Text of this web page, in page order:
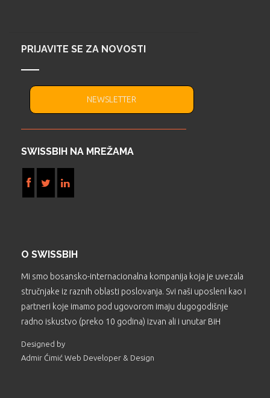
PRIJAVITE SE ZA NOVOSTI
NEWSLETTER
SWISSBIH NA MREŽAMA
O SWISSBIH
Mi smo bosansko-internacionalna kompanija koja je uvezala
stručnjake iz raznih oblasti poslovanja. Svi naši uposleni kao i
partneri koje imamo pod ugovorom imaju dugogodišnje
radno iskustvo (preko 10 godina) izvan ali i unutar BiH
Designed by
Admir Ćimić Web Developer & Design